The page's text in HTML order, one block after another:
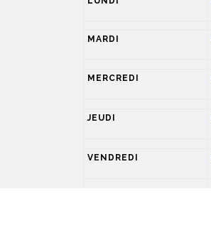
MARDI
MERCREDI
JEUDI
VENDREDI